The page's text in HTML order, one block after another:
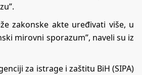
zakonske akte uređivati više, u
mirovni sporazum”, naveli su iz
za istrage i zaštitu BiH (SIPA)